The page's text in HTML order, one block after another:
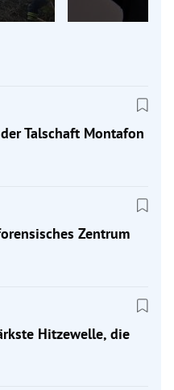
Talschaft Montafon
Zentrum
Hitzewelle, die